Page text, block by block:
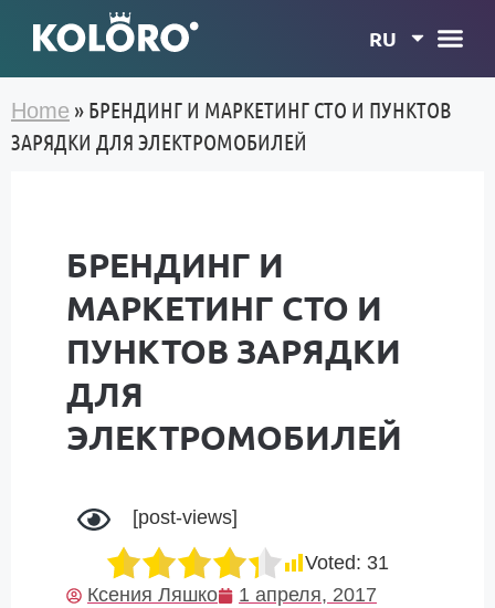
RU
Home » БРЕНДИНГ И МАРКЕТИНГ СТО И ПУНКТОВ
ЗАРЯДКИ ДЛЯ ЭЛЕКТРОМОБИЛЕЙ
БРЕНДИНГ И
МАРКЕТИНГ СТО И
ПУНКТОВ ЗАРЯДКИ
ДЛЯ
ЭЛЕКТРОМОБИЛЕЙ
[post-views]
Voted: 31
Ксения Ляшко
1 апреля, 2017